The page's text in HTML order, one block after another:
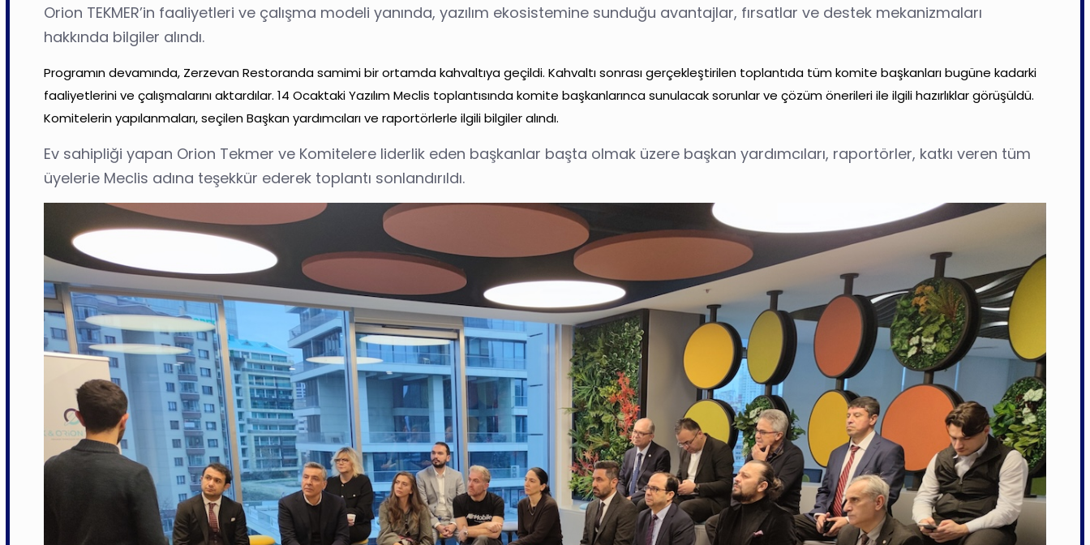
Orion TEKMER’in faaliyetleri ve çalışma modeli yanında, yazılım ekosistemine sunduğu avantajlar, fırsatlar ve destek mekanizmaları
hakkında bilgiler alındı.
Programın devamında, Zerzevan Restoranda samimi bir ortamda kahvaltıya geçildi. Kahvaltı sonrası gerçekleştirilen toplantıda tüm komite başkanları bugüne kadarki
faaliyetlerini ve çalışmalarını aktardılar. 14 Ocaktaki Yazılım Meclis toplantısında komite başkanlarınca sunulacak sorunlar ve çözüm önerileri ile ilgili hazırlıklar görüşüldü.
Komitelerin yapılanmaları, seçilen Başkan yardımcıları ve raportörlerle ilgili bilgiler alındı.
Ev sahipliği yapan Orion Tekmer ve Komitelere liderlik eden başkanlar başta olmak üzere başkan yardımcıları, raportörler, katkı veren tüm
üyelerie Meclis adına teşekkür ederek toplantı sonlandırıldı.